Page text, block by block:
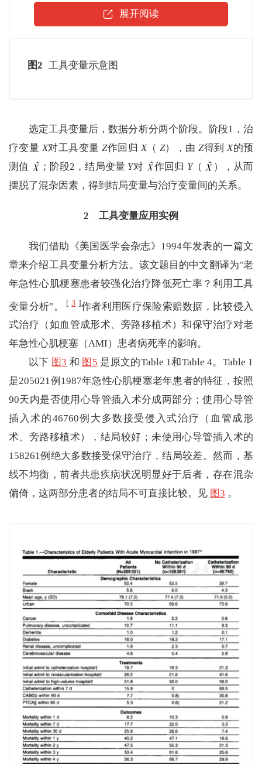
展开阅读
图2 工具变量示意图
选定工具变量后，数据分析分两个阶段。阶段1，治
疗变量X对工具变量Z作回归X（ Z），由Z得到X的预
测值
；阶段2，结局变量 Y对 作回归 Y（
），从而
摆脱了混杂因素，得到结局变量与治疗变量间的关系。
2 工具变量应用实例
我们借助《美国医学会杂志》1994年发表的一篇文
章来介绍工具变量分析方法。该文题目的中文翻译为"老
年急性心肌梗塞患者较强化治疗降低死亡率？利用工具
变量分析"。 [ 3 ]作者利用医疗保险索赔数据，比较侵入
式治疗（如血管成形术、旁路移植术）和保守治疗对老
年急性心肌梗塞（AMI）患者病死率的影响。
以下 图3 和 图5 是原文的Table 1和Table 4。Table 1
是205021例1987年急性心肌梗塞老年患者的特征，按照
90天内是否使用心导管插入术分成两部分；使用心导管
插入术的46760例大多数接受侵入式治疗（血管成形
术、旁路移植术），结局较好；未使用心导管插入术的
158261例绝大多数接受保守治疗，结局较差。然而，基
线不均衡，前者共患疾病状况明显好于后者，存在混杂
偏倚，这两部分患者的结局不可直接比较。见 图3 。